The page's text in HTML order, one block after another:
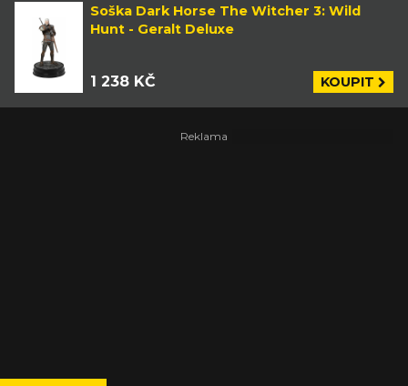
Soška Dark Horse The Witcher 3: Wild
Hunt - Geralt Deluxe
1 238 KČ KOUPIT